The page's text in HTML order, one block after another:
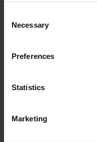
Selection
Necessary
Preferences
Statistics
Marketing
daAntonio Capozzoli
Coperni lancia la
che vede
Coperni che
2023 scegliendo